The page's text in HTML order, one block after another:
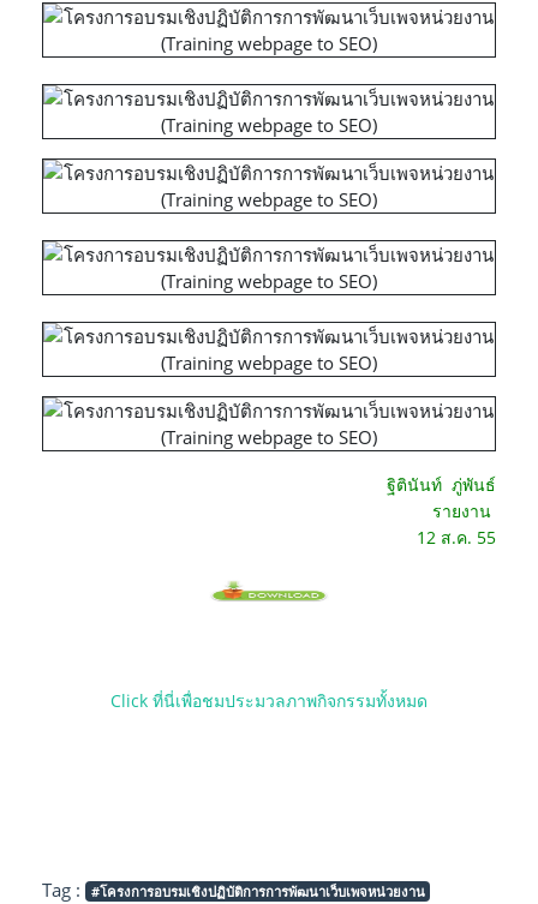
ฐิตินันท์ ภู่พันธ์
รายงาน
12 ส.ค. 55
Click ที่นี่เพื่อชมประมวลภาพกิจกรรมทั้งหมด
Tag : #โครงการอบรมเชิงปฏิบัติการการพัฒนาเว็บเพจหน่วยงาน